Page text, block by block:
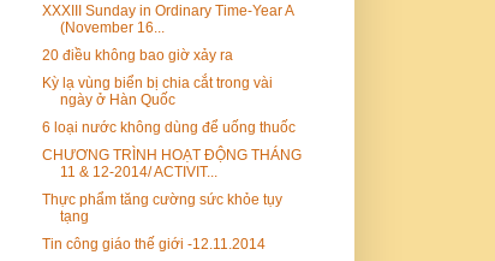
XXXIII Sunday in Ordinary Time-Year A
(November 16...
20 điều không bao giờ xảy ra
Kỳ lạ vùng biển bị chia cắt trong vài
ngày ở Hàn Quốc
6 loại nước không dùng để uống thuốc
CHƯƠNG TRÌNH HOẠT ĐỘNG THÁNG
11 & 12-2014/ ACTIVIT...
Thực phẩm tăng cường sức khỏe tụy
tạng
Tin công giáo thế giới -12.11.2014